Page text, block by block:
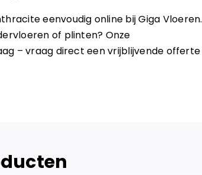
eenvoudig online bij Giga Vloeren.
of plinten? Onze
– vraag direct een vrijblijvende offerte